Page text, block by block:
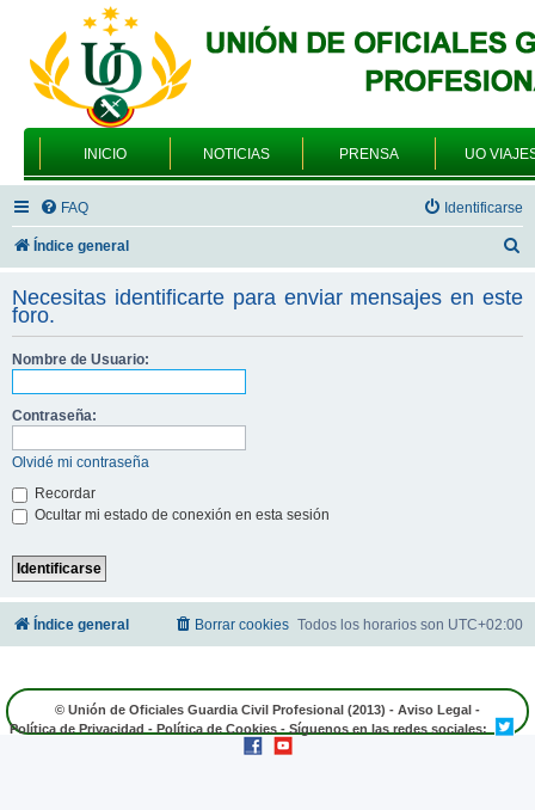
INICIO NOTICIAS PRENSA UO
FAQ Identificarse
Índice general
c
Necesitas identificarte para enviar mensajes en este
foro.
Nombre de Usuario:
Contraseña:
Olvidé mi contraseña
Recordar
Ocultar mi estado de conexión en esta sesión
Índice general Todos los horarios son UTC+02:00
Borrar cookies
© Unión de Oficiales Guardia Civil Profesional (2013) - Aviso Legal -
Política de Privacidad - Política de Cookies - Síguenos en las redes sociales: